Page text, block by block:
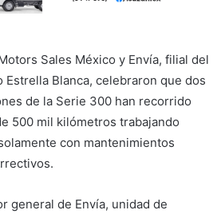
Sales México y Envía, filial del
Estrella Blanca, celebraron que dos
de la Serie 300 han recorrido
500 mil kilómetros trabajando
con mantenimientos
general de Envía, unidad de